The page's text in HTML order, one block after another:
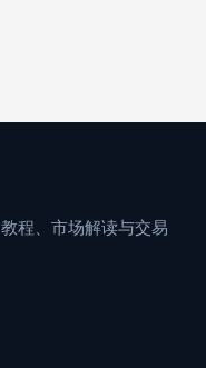
程、市场解读与交易